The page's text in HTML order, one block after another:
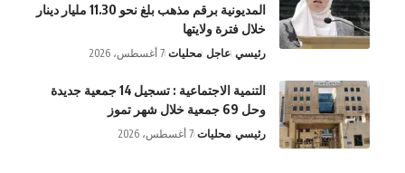
المديونية برقم مذهب بلغ نحو 11.30 مليار دينار
خلال فترة ولايتها
رئيسي عاجل محليات 7 أغسطس، 2026
التنمية الاجتماعية : تسجيل 14 جمعية جديدة
وحل 69 جمعية خلال شهر تموز
رئيسي محليات 7 أغسطس، 2026